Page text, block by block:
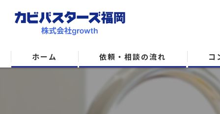
ホーム 依頼・相談の流れ コ